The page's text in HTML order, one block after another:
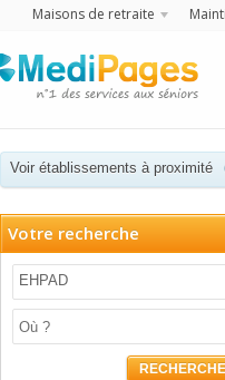
Maisons de retraite
Voir établissements à proximité
Votre recherche
EHPAD